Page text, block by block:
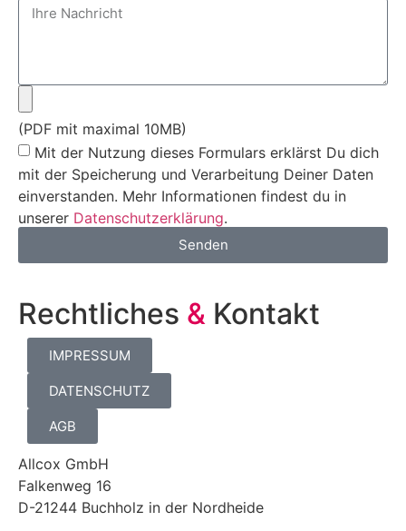
(PDF mit maximal 10MB)
Mit der Nutzung dieses Formulars erklärst Du dich
mit der Speicherung und Verarbeitung Deiner Daten
einverstanden. Mehr Informationen findest du in
unserer Datenschutzerklärung.
Senden
Rechtliches & Kontakt
IMPRESSUM
DATENSCHUTZ
AGB
Allcox GmbH
Falkenweg 16
D-21244 Buchholz in der Nordheide